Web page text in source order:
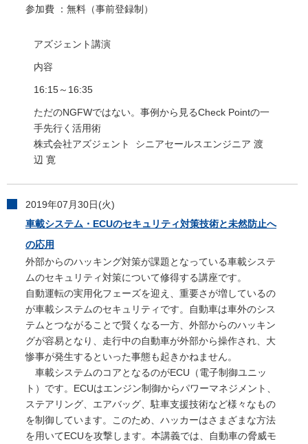
参加費 ：無料（事前登録制）
アズジェント講演
内容
16:15～16:35
ただのNGFWではない。事例から見るCheck Pointの一
手先行く活用術
株式会社アズジェント シニアセールスエンジニア 渡
辺 寛
2019年07月30日(火)
車載システム・ECUのセキュリティ対策技術と未然防止へ
の応用
外部からのハッキング対策が課題となっている車載システ
ムのセキュリティ対策について修得する講座です。
自動運転の実用化フェーズを迎え、重要さが増しているの
が車載システムのセキュリティです。自動車は車外のシス
テムとつながることで賢くなる一方、外部からのハッキン
グが容易となり、走行中の自動車が外部から操作され、大
惨事が発生するといった事態も起きかねません。
車載システムのコアとなるのがECU（電子制御ユニッ
ト）です。ECUはエンジン制御からパワーマネジメント、
ステアリング、エアバッグ、駐車支援技術など様々なもの
を制御しています。このため、ハッカーはさまざまな方法
を用いてECUを攻撃します。本講義では、自動車の脅威モ